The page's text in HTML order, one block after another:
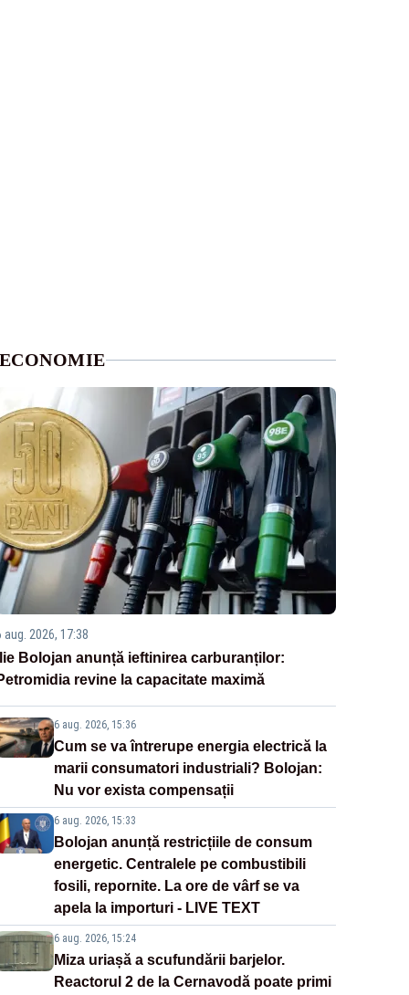
aug. 2026, 17:38
Bolojan anunță ieftinirea carburanților:
revine la capacitate maximă
6 aug. 2026, 15:36
Cum se va întrerupe energia electrică la
marii consumatori industriali? Bolojan:
Nu vor exista compensații
6 aug. 2026, 15:33
Bolojan anunță restricțiile de consum
energetic. Centralele pe combustibili
fosili, repornite. La ore de vârf se va
apela la importuri - LIVE TEXT
6 aug. 2026, 15:24
Miza uriașă a scufundării barjelor.
Reactorul 2 de la Cernavodă poate primi